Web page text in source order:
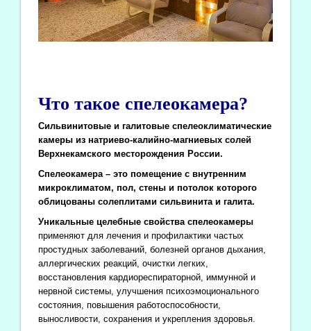
Что такое спелеокамера?
Сильвинитовые и галитовые спелеоклиматические
камеры из натриево-калийно-магниевых солей
Верхнекамского месторождения России.
Спелеокамера – это помещение с внутренним
микроклиматом, пол, стены и потолок которого
облицованы солеплитами сильвинита и галита.
Уникальные целебные свойства спелеокамеры
применяют для лечения и профилактики частых
простудных заболеваний, болезней органов дыхания,
аллергических реакций, очистки легких,
восстановления кардиореспираторной, иммунной и
нервной системы, улучшения психоэмоционального
состояния, повышения работоспособности,
выносливости, сохранения и укрепления здоровья.